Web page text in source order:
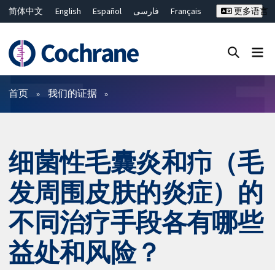
简体中文 English Español فارسی
Français
ไทย
繁體中文
更多语言
过滤
首页 我们的证据
细菌性毛囊炎和疖（毛
发周围皮肤的炎症）的
不同治疗手段各有哪些
益处和风险？